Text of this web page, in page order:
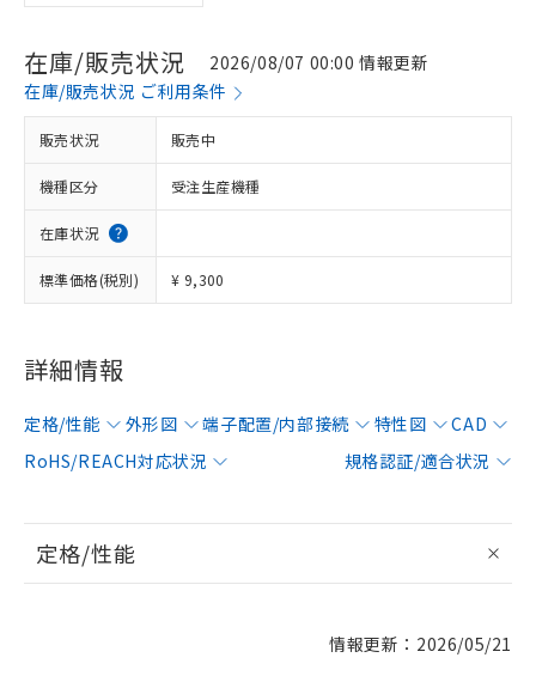
在庫/販売状況
2026/08/07 00:00 情報更新
在庫/販売状況 ご利用条件
販売状況 販売中
機種区分 受注生産機種
在庫状況
標準価格(税別) ¥ 9,300
詳細情報
定格/性能 外形図 端子配置/内部接続 特性図
CAD
RoHS/REACH対応状況
規格認証/適合状況
定格/性能
情報更新：2026/05/21